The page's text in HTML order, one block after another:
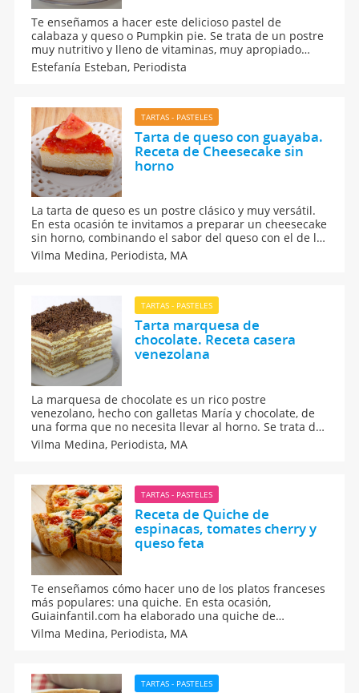
Te enseñamos a hacer este delicioso pastel de
calabaza y queso o Pumpkin pie. Se trata de un postre
muy nutritivo y lleno de vitaminas, muy apropiado
para el otoño. Aprende a hacer esta tarta de calabaza
y queso, un postre muy tradicional en Estados Unidos
Estefanía Esteban, Periodista
TARTAS - PASTELES
Tarta de queso con guayaba.
Receta de Cheesecake sin
horno
La tarta de queso es un postre clásico y muy versátil.
En esta ocasión te invitamos a preparar un cheesecake
sin horno, combinando el sabor del queso con el de la
guayaba. Los niños van a querer repetir este pastel de
queso cremoso y muy ligero. Sigue nuestra receta
Vilma Medina, Periodista, MA
TARTAS - PASTELES
Tarta marquesa de
chocolate. Receta casera
venezolana
La marquesa de chocolate es un rico postre
venezolano, hecho con galletas María y chocolate, de
una forma que no necesita llevar al horno. Se trata de
una torta fría muy famosa en Venezuela, muy fácil de
elaborar en casa y con los niños. Una receta casera,
Vilma Medina, Periodista, MA
TARTAS - PASTELES
Receta de Quiche de
espinacas, tomates cherry y
queso feta
Te enseñamos cómo hacer uno de los platos franceses
más populares: una quiche. En esta ocasión,
Guiainfantil.com ha elaborado una quiche de
espinacas, tomates cherry y queso feta, ideal para
celebraciones de cumpleaños, Navidad, y otras fiestas
Vilma Medina, Periodista, MA
TARTAS - PASTELES